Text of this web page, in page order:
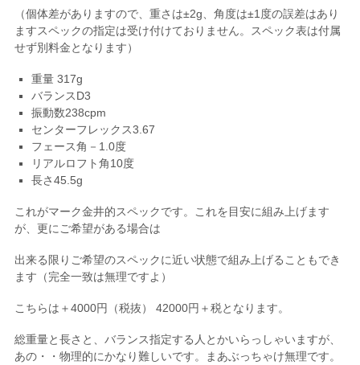
（個体差がありますので、重さは±2g、角度は±1度の誤差はあり
ますスペックの指定は受け付けておりません。スペック表は付属
せず別料金となります）
重量 317g
バランスD3
振動数238cpm
センターフレックス3.67
フェース角－1.0度
リアルロフト角10度
長さ45.5g
これがマーク金井的スペックです。これを目安に組み上げます
が、更にご希望がある場合は
出来る限りご希望のスペックに近い状態で組み上げることもでき
ます（完全一致は無理ですよ）
こちらは＋4000円（税抜） 42000円＋税となります。
総重量と長さと、バランス指定する人とかいらっしゃいますが、
あの・・物理的にかなり難しいです。まあぶっちゃけ無理です。